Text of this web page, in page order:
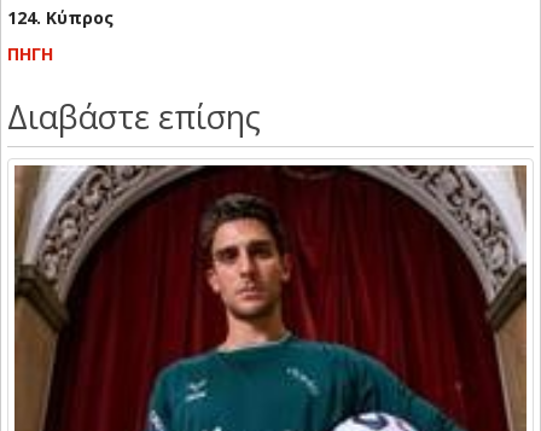
124. Κύπρος
ΠΗΓΗ
Διαβάστε επίσης